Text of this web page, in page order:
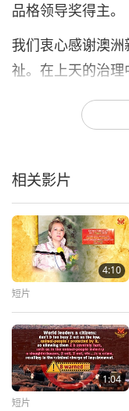
品格领导奖得主。
我们衷心感谢澳
祉。在上天的治
的立法来保护动
相关影片
4:10
短片
1:04
短片